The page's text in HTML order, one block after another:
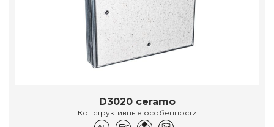
D3020 ceramo
Конструктивные особенности